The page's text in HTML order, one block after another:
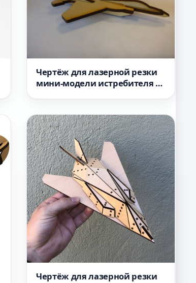
Чертёж для лазерной резки
мини-модели истребителя F-
Чертёж для лазерной резки